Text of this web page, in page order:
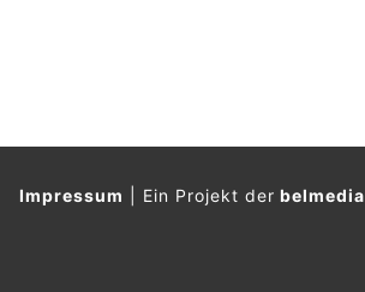
Impressum Ein Projekt derbelmedia